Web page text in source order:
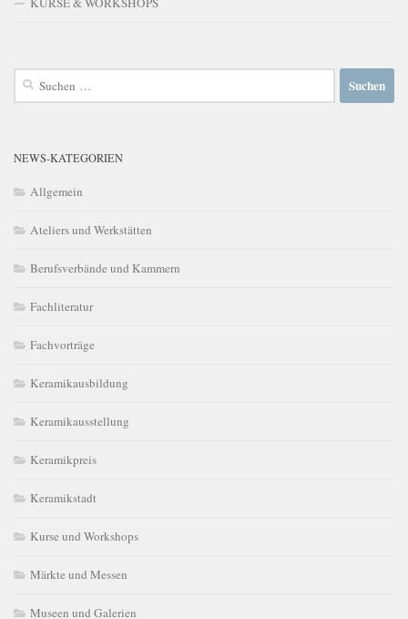
Suchen
NEWS-KATEGORIEN
Allgemein
Ateliers und Werkstätten
Berufsverbände und Kammern
Fachliteratur
Fachvorträge
Keramikausbildung
Keramikausstellung
Keramikpreis
Keramikstadt
Kurse und Workshops
Märkte und Messen
Museen und Galerien